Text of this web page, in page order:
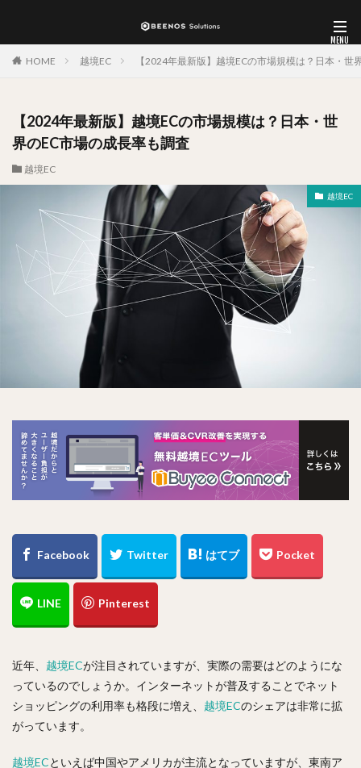
HOME 越境EC 【2024年最新版】越境ECの市場規模は？日本・世
【2024年最新版】越境ECの市場規模は？日本・世
界のEC市場の成長率も調査
越境EC
越境EC
近年、 越境ECが注目されていますが、実際の需要はどのようにな
っているのでしょうか。インターネットが普及することでネット
ショッピングの利用率も格段に増え、 越境ECのシェアは非常に拡
がっています。
越境ECといえば中国やアメリカが主流となっていますが、東南ア